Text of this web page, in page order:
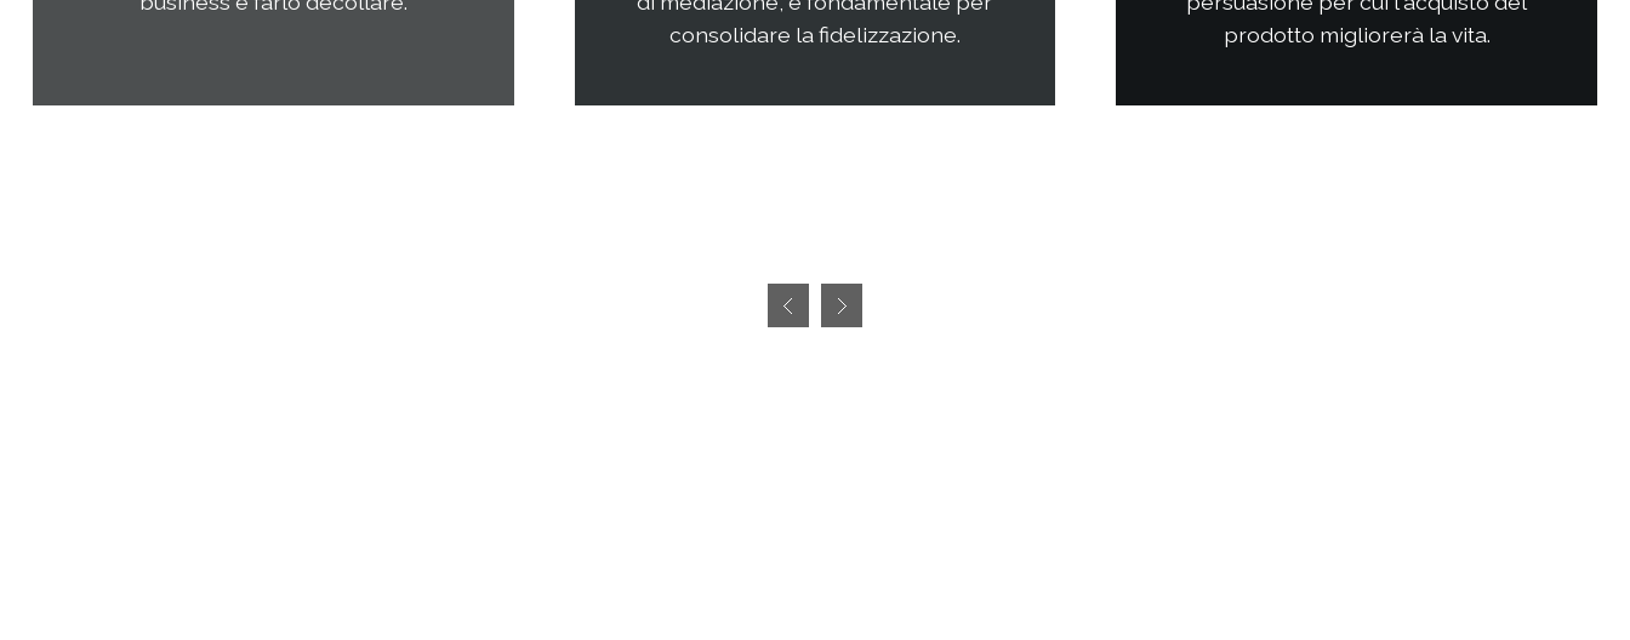
riferimento?
semplice ed immediata. Avere
attenta analisi che una specifica
Come interagire con clienti/utenti
Come comporre la strategia di